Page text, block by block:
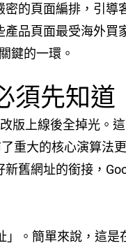
的頁面編排，引導
品頁面最受海外買
鍵的一環。
須先知道
版上線後全掉光。
重大的核心演算法
舊網址的銜接，
」。簡單來說，這是